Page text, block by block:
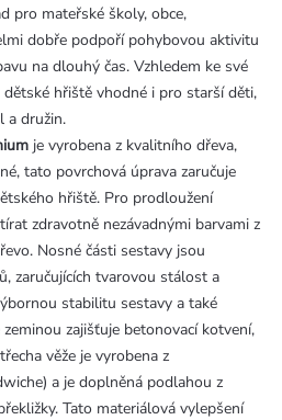
pro mateřské školy, obce,
dobře podpoří pohybovou aktivitu
na dlouhý čas. Vzhledem ke své
hřiště vhodné i pro starší děti,
a družin.
je vyrobena z kvalitního dřeva,
tato povrchová úprava zaručuje
hřiště. Pro prodloužení
zdravotně nezávadnými barvami z
Nosné části sestavy jsou
zaručujících tvarovou stálost a
stabilitu sestavy a také
zajišťuje betonovací kotvení,
věže je vyrobena z
a je doplněná podlahou z
Tato materiálová vylepšení